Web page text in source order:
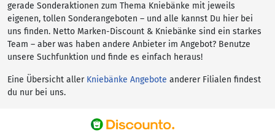
gerade Sonderaktionen zum Thema Kniebänke mit jeweils
eigenen, tollen Sonderangeboten – und alle kannst Du hier bei
uns finden. Netto Marken-Discount & Kniebänke sind ein starkes
Team – aber was haben andere Anbieter im Angebot? Benutze
unsere Suchfunktion und finde es einfach heraus!
Eine Übersicht aller Kniebänke Angebote anderer Filialen findest
du nur bei uns.